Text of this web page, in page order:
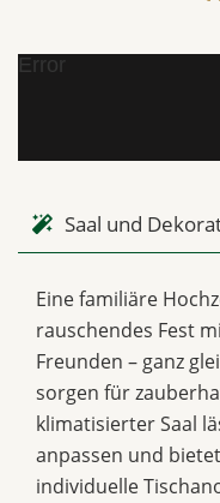
Error
Saal und
Eine familiäre
rauschendes Fest
Freunden – ganz
sorgen für
klimatisierter Saal
anpassen und
individuelle